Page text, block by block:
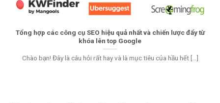
Tổng hợp các công cụ SEO hiệu quả nhất và chiến lược đẩy từ
khóa lên top Google
Chào bạn! Đây là câu hỏi rất hay và là mục tiêu của hầu hết [...]